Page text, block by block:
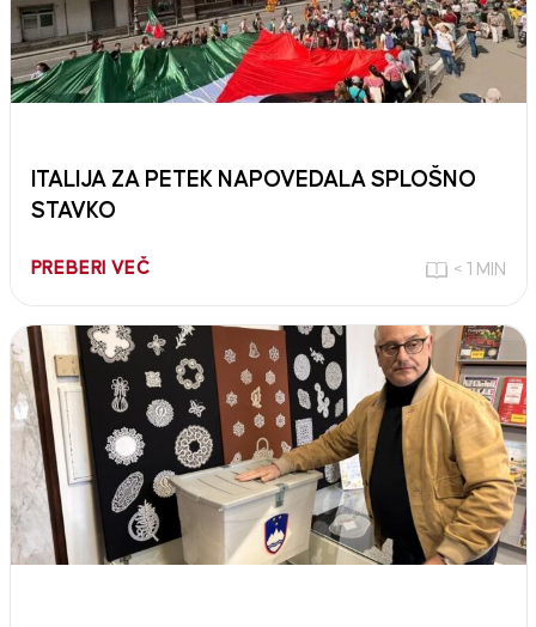
ITALIJA ZA PETEK NAPOVEDALA SPLOŠNO
STAVKO
PREBERI VEČ < 1 MIN